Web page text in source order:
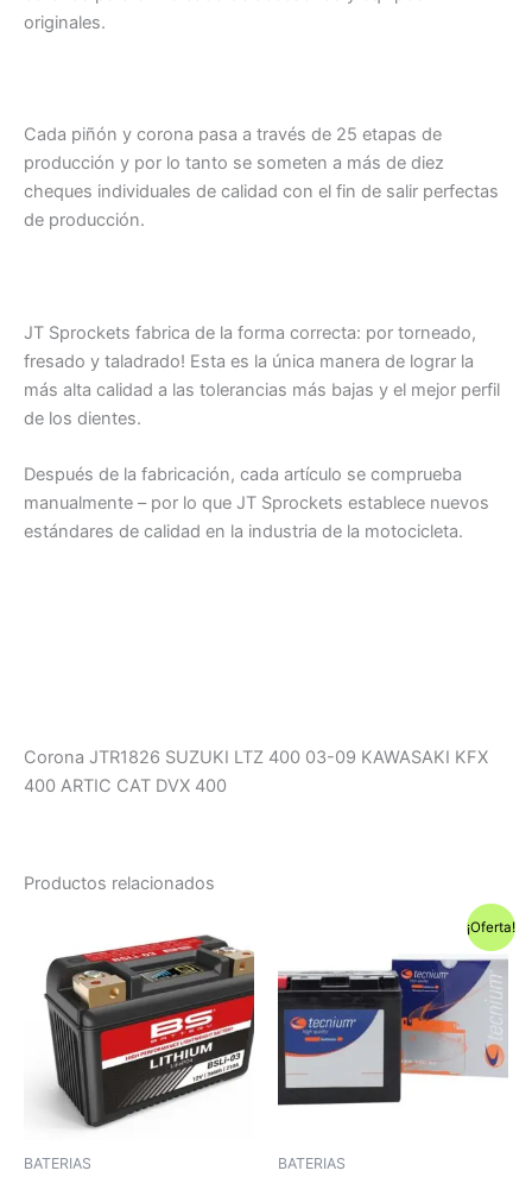
originales.
Cada piñón y corona pasa a través de 25 etapas de
producción y por lo tanto se someten a más de diez
cheques individuales de calidad con el fin de salir perfectas
de producción.
JT Sprockets fabrica de la forma correcta: por torneado,
fresado y taladrado! Esta es la única manera de lograr la
más alta calidad a las tolerancias más bajas y el mejor perfil
de los dientes.
Después de la fabricación, cada artículo se comprueba
manualmente – por lo que JT Sprockets establece nuevos
estándares de calidad en la industria de la motocicleta.
Corona JTR1826 SUZUKI LTZ 400 03-09 KAWASAKI KFX
400 ARTIC CAT DVX 400
Productos relacionados
BATERIAS
¡Oferta!
BATERIAS